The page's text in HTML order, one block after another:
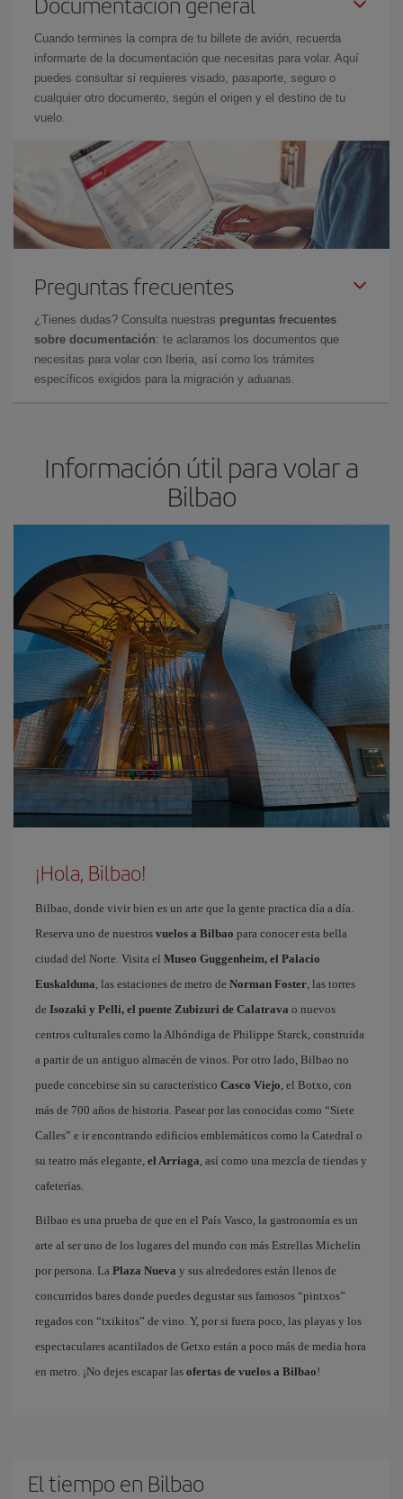
Cuando termines la compra de tu billete de avión, recuerda
informarte de la documentación que necesitas para volar. Aquí
puedes consultar si requieres visado, pasaporte, seguro o
cualquier otro documento, según el origen y el destino de tu
vuelo.
Preguntas frecuentes
¿Tienes dudas? Consulta nuestras preguntas frecuentes
sobre documentación: te aclaramos los documentos que
necesitas para volar con Iberia, así como los trámites
específicos exigidos para la migración y aduanas.
Información útil para volar a
Bilbao
¡Hola, Bilbao!
Bilbao, donde vivir bien es un arte que la gente practica día a día.
Reserva uno de nuestros vuelos a Bilbao para conocer esta bella
ciudad del Norte. Visita el Museo Guggenheim, el Palacio
Euskalduna, las estaciones de metro de Norman Foster, las torres
de Isozaki y Pelli, el puente Zubizuri de Calatrava o nuevos
centros culturales como la Alhóndiga de Philippe Starck, construida
a partir de un antiguo almacén de vinos. Por otro lado, Bilbao no
puede concebirse sin su característico Casco Viejo, el Botxo, con
más de 700 años de historia. Pasear por las conocidas como “Siete
Calles” e ir encontrando edificios emblemáticos como la Catedral o
su teatro más elegante, el Arriaga, así como una mezcla de tiendas y
cafeterías.
Bilbao es una prueba de que en el País Vasco, la gastronomía es un
arte al ser uno de los lugares del mundo con más Estrellas Michelin
por persona. La Plaza Nueva y sus alrededores están llenos de
concurridos bares donde puedes degustar sus famosos “pintxos”
regados con “txikitos” de vino. Y, por si fuera poco, las playas y los
espectaculares acantilados de Getxo están a poco más de media hora
en metro. ¡No dejes escapar las ofertas de vuelos a Bilbao!
El tiempo en Bilbao